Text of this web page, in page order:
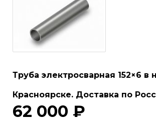
Труба электросварная 152×6 в
Красноярске. Доставка по
62 000 ₽